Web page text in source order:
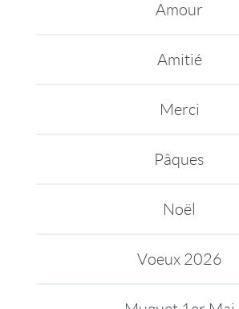
Amour
Amitié
Merci
Pâques
Noël
Voeux 2026